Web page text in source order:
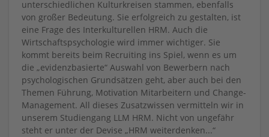
unterschiedlichen Kulturkreisen stammen, ebenfalls
von großer Bedeutung. Sie erfolgreich zu gestalten, ist
eine Frage des Interkulturellen HRM. Auch die
Wirtschaftspsychologie wird immer wichtiger. Sie
kommt bereits beim Recruiting ins Spiel, wenn es um
die „evidenzbasierte“ Auswahl von Bewerbern nach
psychologischen Grundsätzen geht, aber auch bei den
Themen Führung, Motivation Mitarbeitern und Change-
Management. All dieses Zusatzwissen vermitteln wir in
unserem Studiengang LLM HRM. Nicht von ungefähr
steht er unter der Devise „HRM weiterdenken...“